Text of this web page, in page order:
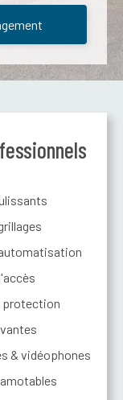
protection
& vidéophones